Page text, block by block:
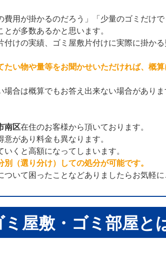
費用が掛かるのだろう」「少量のゴミだけ
が多数あるかと思います。
けの実績、ゴミ屋敷片付けに実際に掛か
い物や量等をお聞かせいただければ、概
場合は概算でもお答え出来ない場合があり
南区在住のお客様から頂いております。
があり料金も異なります。
くと高額になってしまいます。
（選り分け）しての処分が可能です。
いて困ったことなどありましたらお気軽に
ミ屋敷・ゴミ部屋と